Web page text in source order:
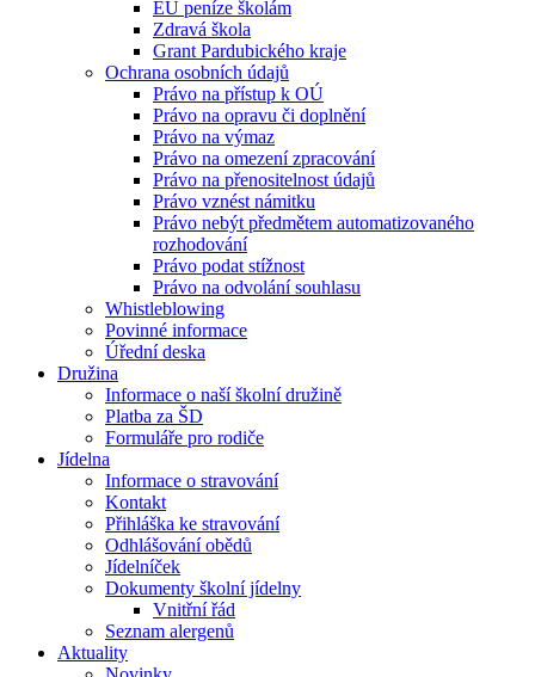
EU peníze školám
Zdravá škola
Grant Pardubického kraje
Ochrana osobních údajů
Právo na přístup k OÚ
Právo na opravu či doplnění
Právo na výmaz
Právo na omezení zpracování
Právo na přenositelnost údajů
Právo vznést námitku
Právo nebýt předmětem automatizovaného
rozhodování
Právo podat stížnost
Právo na odvolání souhlasu
Whistleblowing
Povinné informace
Úřední deska
Družina
Informace o naší školní družině
Platba za ŠD
Formuláře pro rodiče
Jídelna
Informace o stravování
Kontakt
Přihláška ke stravování
Odhlášování obědů
Jídelníček
Dokumenty školní jídelny
Vnitřní řád
Seznam alergenů
Aktuality